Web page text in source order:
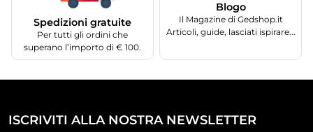
Spedizioni gratuite
Per tutti gli ordini che
superano l’importo di € 100.
Blogo
Il Magazine di Gedshop.it
Articoli, guide, lasciati ispirare...
ISCRIVITI ALLA NOSTRA NEWSLETTER